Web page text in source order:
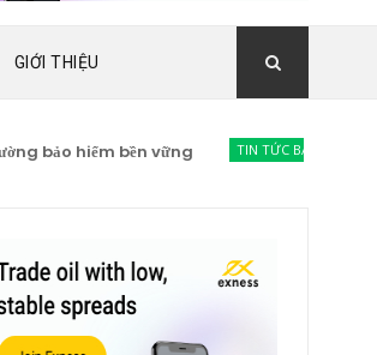
GIỚI THIỆU
hiểm bền vững TIN TỨC BẢO HIỂM